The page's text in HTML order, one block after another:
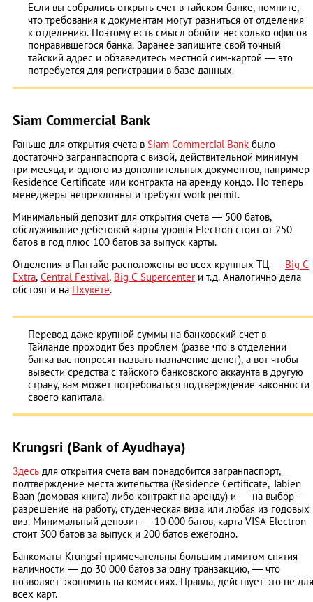
Если вы собрались открыть счет в тайском банке, помните,
что требования к документам могут разниться от отделения
к отделению. Поэтому есть смысл обойти несколько офисов
понравившегося банка. Заранее запишите свой точный
тайский адрес и обзаведитесь местной сим-картой ― это
потребуется для регистрации в базе данных.
Siam Commercial Bank
Раньше для открытия счета в Siam Commercial Bank было
достаточно загранпаспорта с визой, действительной минимум
три месяца, и одного из дополнительных документов, например
Residence Certificate или контракта на аренду кондо. Но теперь
менеджеры непреклонны и требуют work permit.
Минимальный депозит для открытия счета ― 500 батов,
обслуживание дебетовой карты уровня Еlectron стоит от 250
батов в год плюс 100 батов за выпуск карты.
Отделения в Паттайе расположены во всех крупных ТЦ ― Big C
Еxtra, Central Festival, Big C Supercenter и т.д. Аналогично дела
обстоят и на Пхукете.
Перевод даже крупной суммы на банковский счет в
Тайланде проходит без проблем (разве что в отделении
банка вас попросят назвать назначение денег), а вот чтобы
вывести средства с тайского банковского аккаунта в другую
страну, вам может потребоваться подтверждение законности
своего капитала.
Krungsri (Bank of Ayudhaya)
Здесь для открытия счета вам понадобится загранпаспорт,
подтверждение места жительства (Residence Certificate, Tabien
Baan (домовая книга) либо контракт на аренду) и ― на выбор ―
разрешение на работу, студенческая виза или любая из годовых
виз. Минимальный депозит ― 10 000 батов, карта VISA Electron
стоит 300 батов за выпуск и 200 батов ежегодно.
Банкоматы Krungsri примечательны большим лимитом снятия
наличности ― до 30 000 батов за одну транзакцию, ― что
позволяет экономить на комиссиях. Правда, действует это не для
всех карт.